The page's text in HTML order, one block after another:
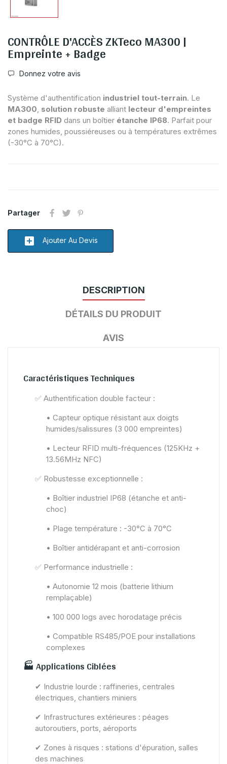
CONTRÔLE D'ACCÈS ZKTeco MA300 |
Empreinte + Badge
Donnez votre avis
Système d'authentification industriel tout-terrain. Le
MA300 solution robuste alliant lecteur d'empreintes
et badge RFID dans un boîtier étanche IP68. Parfait pour
zones humides, poussiéreuses ou à températures extrêmes
(-30°C à 70°C).
Partager
add_box Ajouter Au Devis
DESCRIPTION
DÉTAILS DU PRODUIT
AVIS
Caractéristiques Techniques
✅ Authentification double facteur :
• Capteur optique résistant aux doigts
humides/salissures (3 000 empreintes)
• Lecteur RFID multi-fréquences (125KHz +
13.56MHz NFC)
✅ Robustesse exceptionnelle :
• Boîtier industriel IP68 (étanche et anti-
choc)
• Plage température : -30°C à 70°C
• Boîtier antidérapant et anti-corrosion
✅ Performance industrielle :
• Autonomie 12 mois (batterie lithium
remplaçable)
• 100 000 logs avec horodatage précis
• Compatible RS485/POE pour installations
complexes
🏭 Applications Ciblées
✔ Industrie lourde : raffineries, centrales
électriques, chantiers miniers
✔ Infrastructures extérieures : péages
autoroutiers, ports, aéroports
✔ Zones à risques : stations d'épuration, salles
des machines